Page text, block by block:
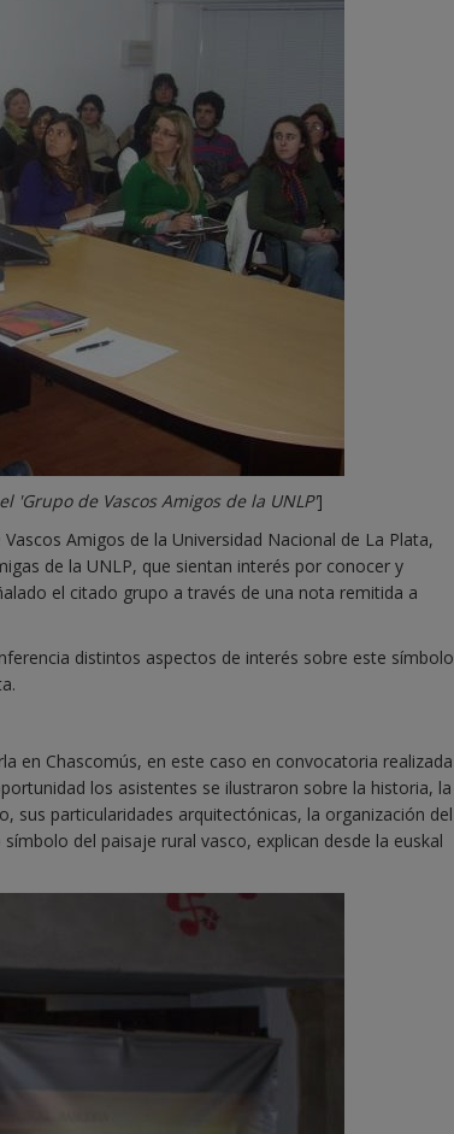
'Grupo de Vascos Amigos de la UNLP']
Amigos de la Universidad Nacional de La Plata,
de la UNLP, que sientan interés por conocer y
el citado grupo a través de una nota remitida a
distintos aspectos de interés sobre este símbolo
en Chascomús, en este caso en convocatoria realizada
los asistentes se ilustraron sobre la historia, la
sus particularidades arquitectónicas, la organización del
del paisaje rural vasco, explican desde la euskal